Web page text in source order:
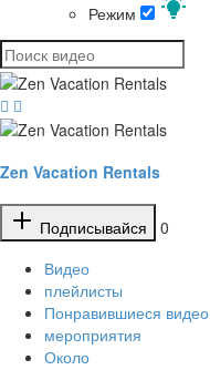
Режим
Zen Vacation Rentals
Подписывайся
0
Видео
плейлисты
Понравившиеся видео
мероприятия
Около